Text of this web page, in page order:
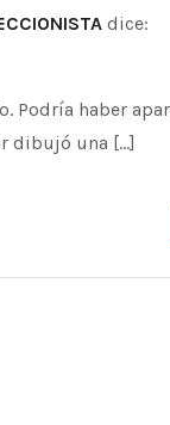
dice:
Podría haber
dibujó una […]